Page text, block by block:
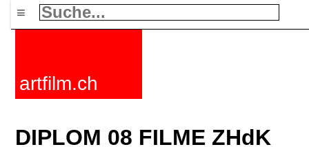
≡
artfilm.ch
DIPLOM 08 FILME ZHdK